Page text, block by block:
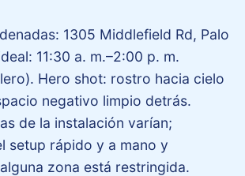
1305 Middlefield Rd, Palo
11:30 a. m.–2:00 p. m.
Hero shot: rostro hacia cielo
negativo limpio detrás.
de la instalación varían;
setup rápido y a mano y
zona está restringida.